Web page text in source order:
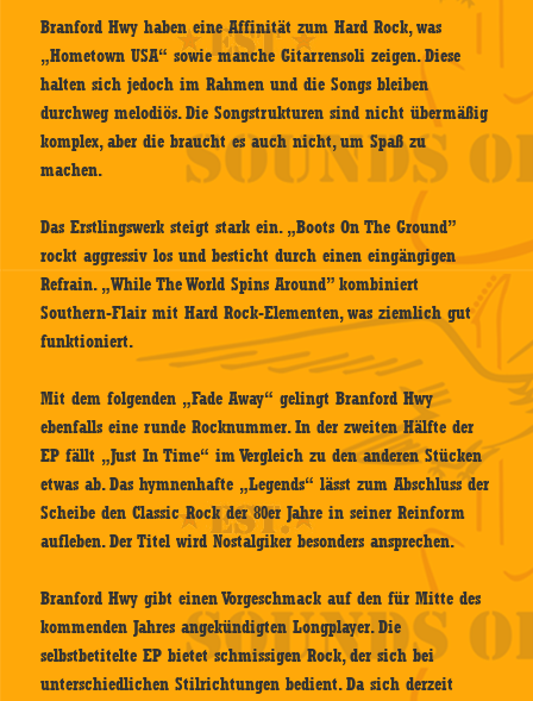
Branford Hwy haben eine Affinität zum Hard Rock, was
„Hometown USA“ sowie manche Gitarrensoli zeigen. Diese
halten sich jedoch im Rahmen und die Songs bleiben
durchweg melodiös. Die Songstrukturen sind nicht übermäßig
komplex, aber die braucht es auch nicht, um Spaß zu
machen.
Das Erstlingswerk steigt stark ein. „Boots On The Ground”
rockt aggressiv los und besticht durch einen eingängigen
Refrain. „While The World Spins Around” kombiniert
Southern-Flair mit Hard Rock-Elementen, was ziemlich gut
funktioniert.
Mit dem folgenden „Fade Away“ gelingt Branford Hwy
ebenfalls eine runde Rocknummer. In der zweiten Hälfte der
EP fällt „Just In Time“ im Vergleich zu den anderen Stücken
etwas ab. Das hymnenhafte „Legends“ lässt zum Abschluss der
Scheibe den Classic Rock der 80er Jahre in seiner Reinform
aufleben. Der Titel wird Nostalgiker besonders ansprechen.
Branford Hwy gibt einen Vorgeschmack auf den für Mitte des
kommenden Jahres angekündigten Longplayer. Die
selbstbetitelte EP bietet schmissigen Rock, der sich bei
unterschiedlichen Stilrichtungen bedient. Da sich derzeit